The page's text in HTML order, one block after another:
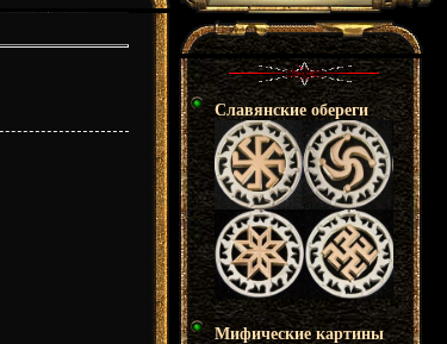
Славянские обереги
Мифические картины